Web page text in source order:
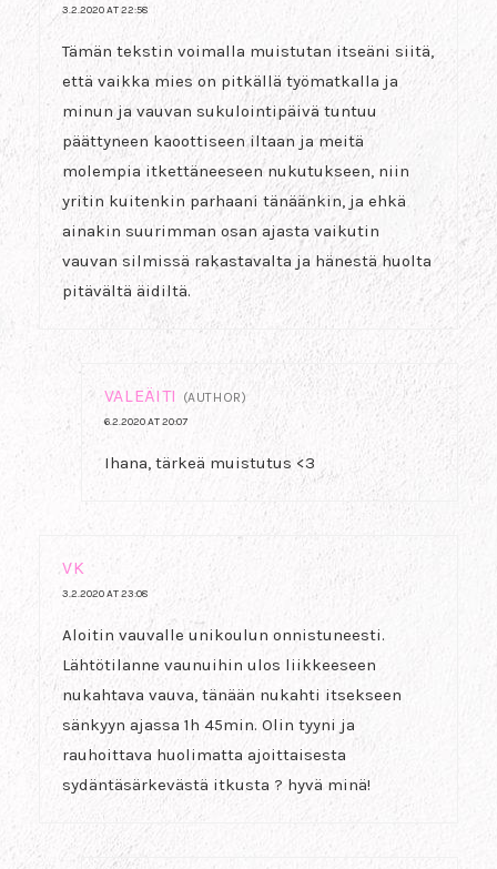
3.2.2020 AT 22:58
Tämän tekstin voimalla muistutan itseäni siitä,
että vaikka mies on pitkällä työmatkalla ja
minun ja vauvan sukulointipäivä tuntuu
päättyneen kaoottiseen iltaan ja meitä
molempia itkettäneeseen nukutukseen, niin
yritin kuitenkin parhaani tänäänkin, ja ehkä
ainakin suurimman osan ajasta vaikutin
vauvan silmissä rakastavalta ja hänestä huolta
pitävältä äidiltä.
VALEÄITI (AUTHOR)
6.2.2020 AT 20:07
Ihana, tärkeä muistutus <3
VK
3.2.2020 AT 23:08
Aloitin vauvalle unikoulun onnistuneesti.
Lähtötilanne vaunuihin ulos liikkeeseen
nukahtava vauva, tänään nukahti itsekseen
sänkyyn ajassa 1h 45min. Olin tyyni ja
rauhoittava huolimatta ajoittaisesta
sydäntäsärkevästä itkusta ? hyvä minä!